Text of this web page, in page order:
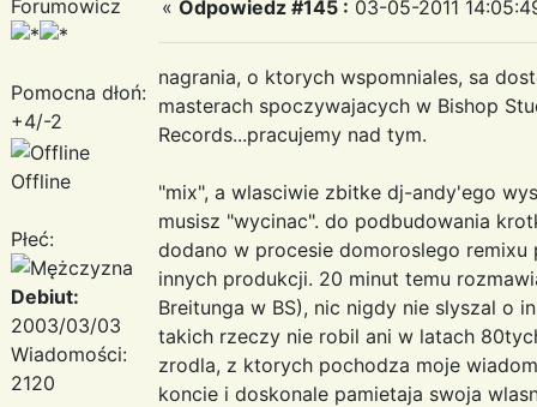
Forumowicz
Pomocna dłoń:
+4/-2
Offline
Płeć:
Debiut:
2003/03/03
Wiadomości:
2120
« Odpowiedz #145 : 03-05-2011
nagrania, o ktorych wspomniales, sa
masterach spoczywajacych w Bishop
Records...pracujemy nad tym.
"mix", a wlasciwie zbitke dj-andy'ego
musisz "wycinac". do podbudowania
dodano w procesie domoroslego remixu
innych produkcji. 20 minut temu
Breitunga w BS), nic nigdy nie slyszal o
takich rzeczy nie robil ani w latach
zrodla, z ktorych pochodza moje
koncie i doskonale pamietaja swoja